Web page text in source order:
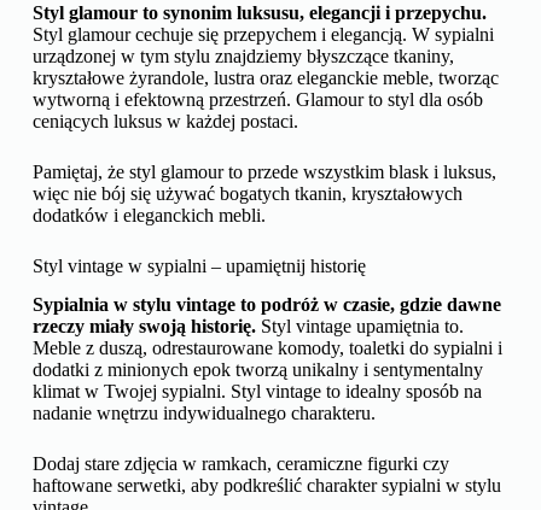
Styl glamour to synonim luksusu, elegancji i przepychu.
Styl glamour cechuje się przepychem i elegancją. W sypialni
urządzonej w tym stylu znajdziemy błyszczące tkaniny,
kryształowe żyrandole, lustra oraz eleganckie meble, tworząc
wytworną i efektowną przestrzeń. Glamour to styl dla osób
ceniących luksus w każdej postaci.
Pamiętaj, że styl glamour to przede wszystkim blask i luksus,
więc nie bój się używać bogatych tkanin, kryształowych
dodatków i eleganckich mebli.
Styl vintage w sypialni – upamiętnij historię
Sypialnia w stylu vintage to podróż w czasie, gdzie dawne
rzeczy miały swoją historię.Styl vintage upamiętnia to.
Meble z duszą, odrestaurowane komody, toaletki do sypialni i
dodatki z minionych epok tworzą unikalny i sentymentalny
klimat w Twojej sypialni. Styl vintage to idealny sposób na
nadanie wnętrzu indywidualnego charakteru.
Dodaj stare zdjęcia w ramkach, ceramiczne figurki czy
haftowane serwetki, aby podkreślić charakter sypialni w stylu